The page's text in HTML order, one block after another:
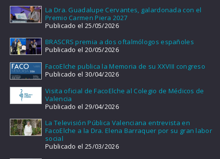
La Dra. Guadalupe Cervantes, galardonada con el
Premio Carmen Piera 2027
Publicado el 25/05/2026
BRASCRS premia a dos oftalmólogos españoles
Publicado el 20/05/2026
FacoElche publica la Memoria de su XXVIII congreso
Publicado el 30/04/2026
Visita oficial de FacoElche al Colegio de Médicos de
Valencia
Publicado el 29/04/2026
La Televisión Pública Valenciana entrevista en
FacoElche a la Dra. Elena Barraquer por su gran labor
social
Publicado el 25/03/2026